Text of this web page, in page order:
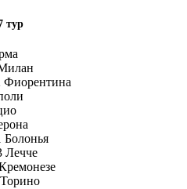
тур
Фиорентина
Болонья
Лечче